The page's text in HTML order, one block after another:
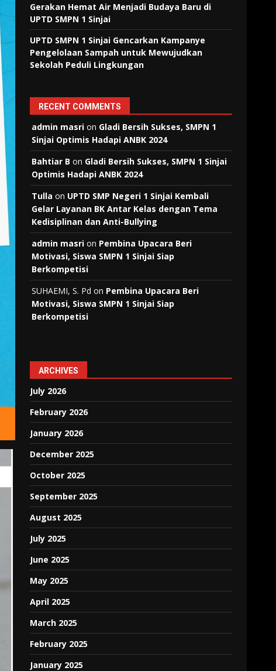
Gerakan Hemat Air Menjadi Budaya Baru di
UPTD SMPN 1 Sinjai
UPTD SMPN 1 Sinjai Gencarkan Kampanye
Pengelolaan Sampah untuk Mewujudkan
Sekolah Peduli Lingkungan
RECENT COMMENTS
admin masri on Gladi Bersih Sukses, SMPN 1
Sinjai Optimis Hadapi ANBK 2024
Bahtiar B on Gladi Bersih Sukses, SMPN 1 Sinjai
Optimis Hadapi ANBK 2024
Tulla on UPTD SMP Negeri 1 Sinjai Kembali
Gelar Layanan BK Antar Kelas dengan Tema
Kedisiplinan dan Anti-Bullying
admin masri on Pembina Upacara Beri
Motivasi, Siswa SMPN 1 Sinjai Siap
Berkompetisi
SUHAEMI, S. Pd on Pembina Upacara Beri
Motivasi, Siswa SMPN 1 Sinjai Siap
Berkompetisi
ARCHIVES
July 2026
February 2026
January 2026
December 2025
October 2025
September 2025
August 2025
July 2025
June 2025
May 2025
April 2025
March 2025
February 2025
January 2025